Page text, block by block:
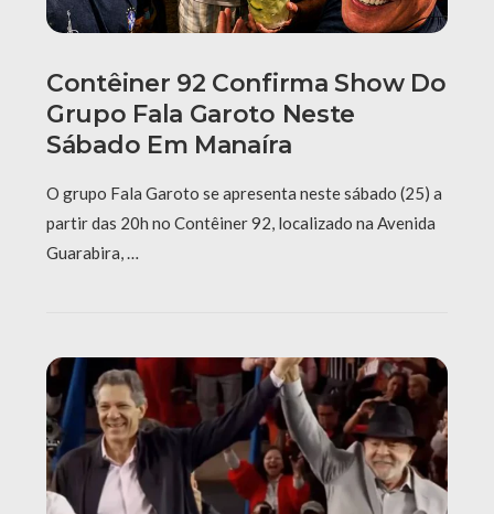
Contêiner 92 Confirma Show Do
Grupo Fala Garoto Neste
Sábado Em Manaíra
O grupo Fala Garoto se apresenta neste sábado (25) a
partir das 20h no Contêiner 92, localizado na Avenida
Guarabira, …